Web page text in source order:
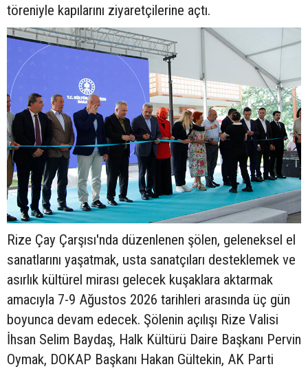
töreniyle kapılarını ziyaretçilerine açtı.
Rize Çay Çarşısı'nda düzenlenen şölen, geleneksel el
sanatlarını yaşatmak, usta sanatçıları desteklemek ve
asırlık kültürel mirası gelecek kuşaklara aktarmak
amacıyla 7-9 Ağustos 2026 tarihleri arasında üç gün
boyunca devam edecek. Şölenin açılışı Rize Valisi
İhsan Selim Baydaş, Halk Kültürü Daire Başkanı Pervin
Oymak, DOKAP Başkanı Hakan Gültekin, AK Parti